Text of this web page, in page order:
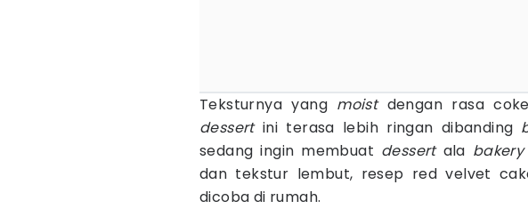
Teksturnya yang moistdengan rasa
dessert ini terasa lebih ringan dibanding
sedang ingin membuat dessert ala bakery
dan tekstur lembut, resep red velvet
dicoba di rumah.